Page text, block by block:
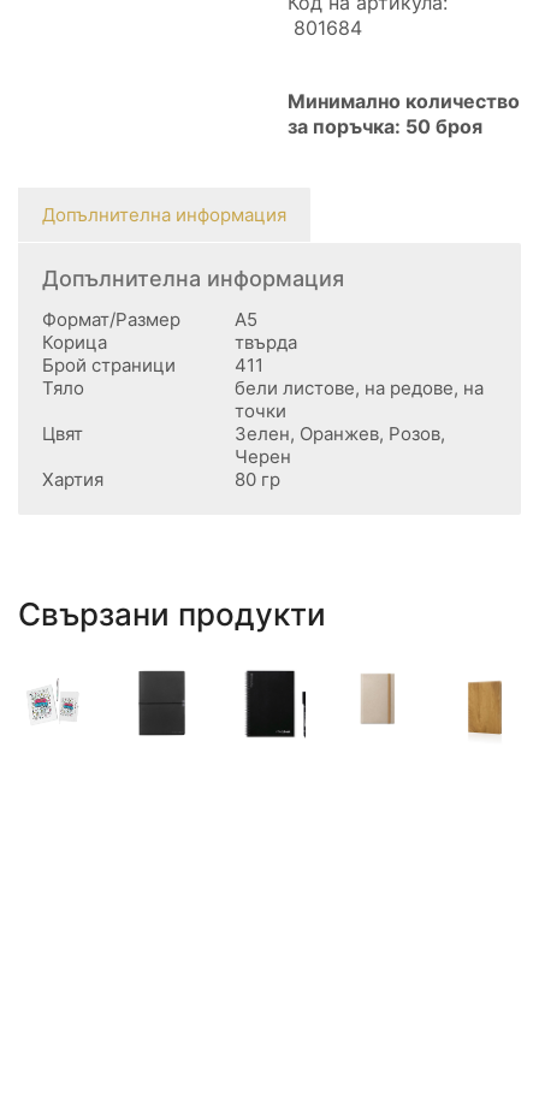
801684
Минимално количество
за поръчка: 50 броя
Допълнителна информация
Допълнителна информация
Формат/Размер
А5
Корица
твърда
Брой страници
411
Тяло
бели листове, на редове, на
точки
Цвят
Зелен, Оранжев, Розов,
Черен
Хартия
80 гр
Свързани продукти